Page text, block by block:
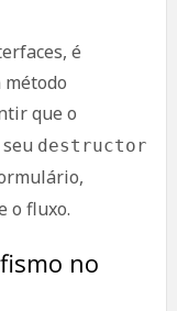
é
que o
destructor
o fluxo.
no